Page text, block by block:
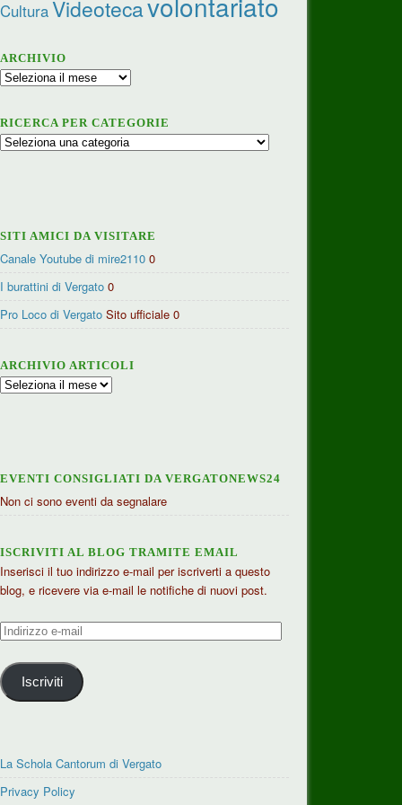
CulturaVideoteca
ARCHIVIO
Archivio
RICERCA PER CATEGORIE
Ricerca
SITI AMICI DA VISITARE
Canale Youtube di mire2110 0
I burattini di Vergato 0
Pro Loco di Vergato Sito ufficiale 0
ARCHIVIO ARTICOLI
Archivio
EVENTI CONSIGLIATI DA VERGATONEWS24
Non ci sono eventi da segnalare
ISCRIVITI AL BLOG TRAMITE EMAIL
Inserisci il tuo indirizzo e-mail per iscriverti a questo
blog, e ricevere via e-mail le notifiche di nuovi post.
Indirizzo
mail
Iscriviti
La Schola Cantorum di Vergato
Privacy Policy